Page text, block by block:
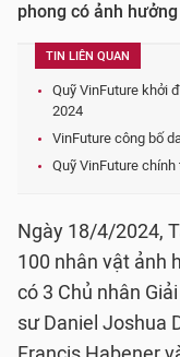
phong có ảnh
TIN LIÊN QUAN
Quỹ VinFuture khởi
2024
VinFuture công bố
Quỹ VinFuture
Ngày 18/4/2024,
100 nhân vật ảnh
có 3 Chủ nhân
sư Daniel Joshua